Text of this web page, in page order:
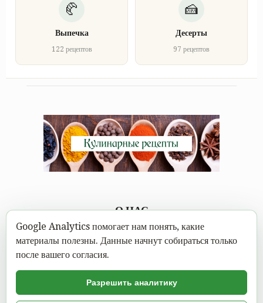
Выпечка
122 рецептов
Десерты
97 рецептов
О НАС
Каждому под силу научиться вкусно готовить, а в
современном мире это можно сделать не выходя из дома.
кулинарными рецептами, выбрать вкусное блюдо и следовать
Google Analytics помогает нам понять, какие
материалы полезны. Данные начнут собираться только
после вашего согласия.
Разрешить аналитику